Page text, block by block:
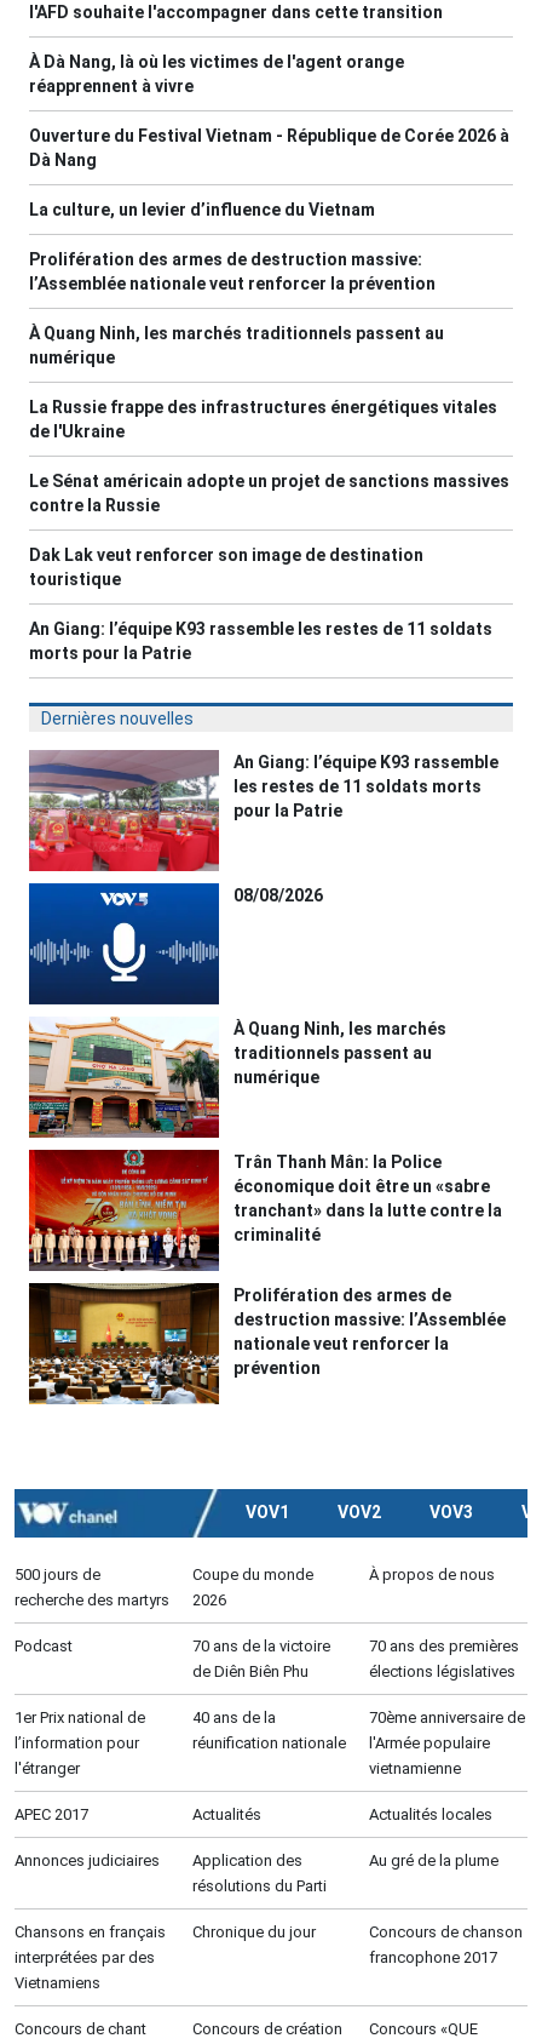
l'AFD souhaite l'accompagner dans cette transition
À Dà Nang, là où les victimes de l'agent orange
réapprennent à vivre
Ouverture du Festival Vietnam - République de Corée 2026 à
Dà Nang
La culture, un levier d’influence du Vietnam
Prolifération des armes de destruction massive:
l’Assemblée nationale veut renforcer la prévention
À Quang Ninh, les marchés traditionnels passent au
numérique
La Russie frappe des infrastructures énergétiques vitales
de l'Ukraine
Le Sénat américain adopte un projet de sanctions massives
contre la Russie
Dak Lak veut renforcer son image de destination
touristique
An Giang: l’équipe K93 rassemble les restes de 11 soldats
morts pour la Patrie
Dernières nouvelles
An Giang: l’équipe K93 rassemble
les restes de 11 soldats morts
pour la Patrie
08/08/2026
À Quang Ninh, les marchés
traditionnels passent au
numérique
Trân Thanh Mân: la Police
économique doit être un «sabre
tranchant» dans la lutte contre la
criminalité
Prolifération des armes de
destruction massive: l’Assemblée
nationale veut renforcer la
prévention
VOV1 VOV2 VOV3
500 jours de
recherche des martyrs
Coupe du monde
2026
À propos de nous
Podcast
70 ans de la victoire
de Diên Biên Phu
70 ans des premières
élections législatives
1er Prix national de
l’information pour
l'étranger
40 ans de la
réunification nationale
70ème anniversaire de
l'Armée populaire
vietnamienne
APEC 2017 Actualités Actualités locales
Annonces judiciaires
Application des
résolutions du Parti
Au gré de la plume
Chansons en français
interprétées par des
Vietnamiens
Chronique du jour
Concours de chanson
francophone 2017
Concours de chant Concours de création Concours «QUE